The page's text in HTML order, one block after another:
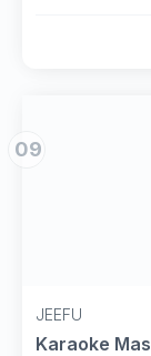
09
JEEFU
Karaoke